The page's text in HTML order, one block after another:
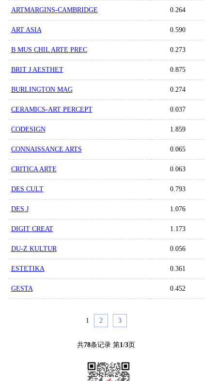
ARTMARGINS-CAMBRIDGE 0.264
ART ASIA 0.590
B MUS CHIL ARTE PREC 0.273
BRIT J AESTHET 0.875
BURLINGTON MAG 0.274
CERAMICS-ART PERCEPT 0.037
CODESIGN 1.859
CONNAISSANCE ARTS 0.065
CRITICA ARTE 0.063
DES CULT 0.793
DES J 1.076
DIGIT CREAT 1.173
DU-Z KULTUR 0.056
ESTETIKA 0.361
GESTA 0.452
1 2 3
共78条记录 第1/3页